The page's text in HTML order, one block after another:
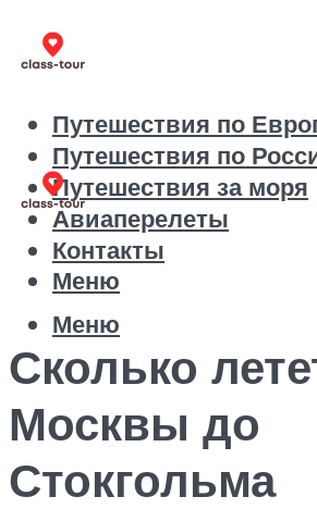
Путешествия по
Путешествия по
Путешествия за моря
Авиаперелеты
Контакты
Меню
Меню
Сколько
Москвы до
Стокгольма